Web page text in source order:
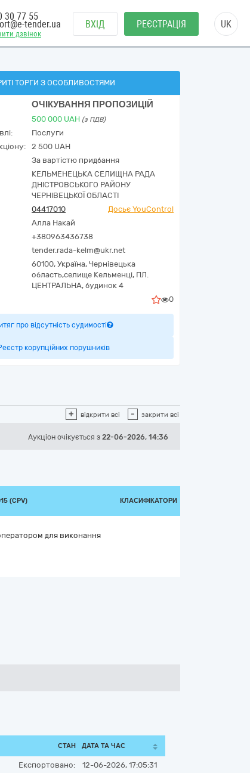
дзвінок
30 77 55
tender.ua ВХІД РЕЄСТРАЦІЯ UK
ТОРГИ З ОСОБЛИВОСТЯМИ
ОЧІКУВАННЯ ПРОПОЗИЦІЙ
500 000 UAH (з ПДВ)
Послуги
2 500 UAH
За вартістю придбання
КЕЛЬМЕНЕЦЬКА СЕЛИЩНА РАДА
ДНІСТРОВСЬКОГО РАЙОНУ
ЧЕРНІВЕЦЬКОЇ ОБЛАСТІ
04417010
Досьє YouControl
Алла Накай
+380963436738
tender.rada-kelm@ukr.net
60100, Україна, Чернівецька
область,селище Кельменці, ПЛ.
ЦЕНТРАЛЬНА, будинок 4
0
про відсутність судимості
корупційних порушників
+ відкрити всі - закрити всі
Аукціон очікується з 22-06-2026, 14:36
(CPV) КЛАСИФІКАТОРИ
для виконання
СТАН ДАТА ТА ЧАС
Експортовано: 12-06-2026, 17:05:31